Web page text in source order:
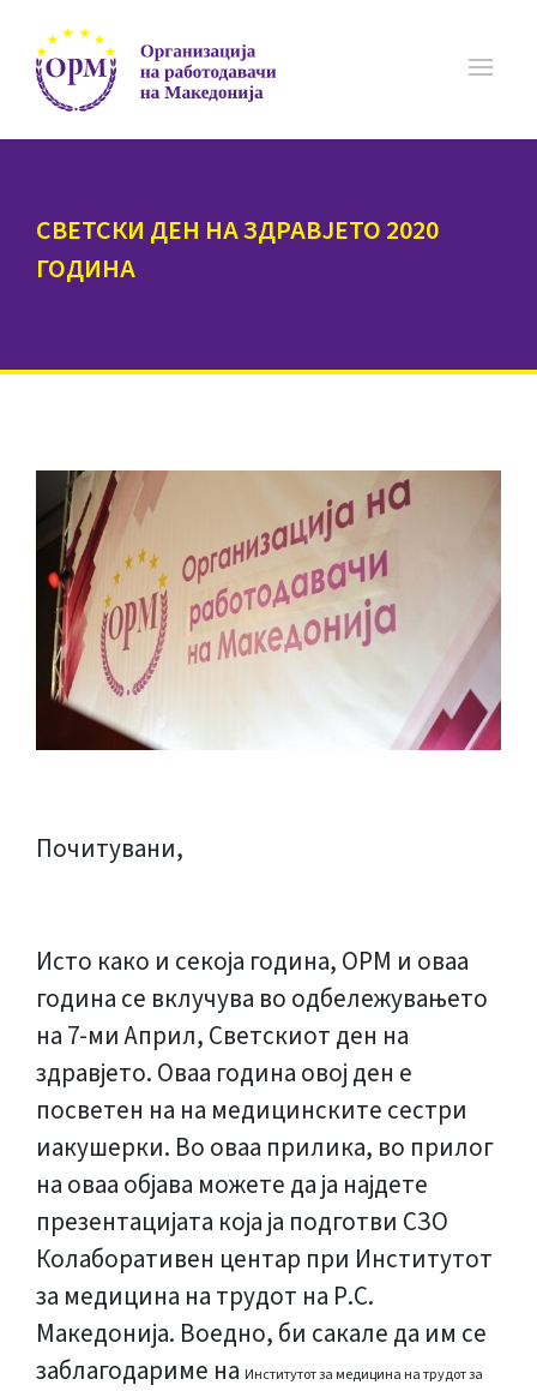
СВЕТСКИ ДЕН НА ЗДРАВЈЕТО 2020
ГОДИНА
Почитувани,
Исто како и секоја година, ОРМ и оваа
година се вклучува во одбележувањето
на 7-ми Април, Светскиот ден на
здравјето. Оваа година овој ден е
посветен на на медицинските сестри
иакушерки. Во оваа прилика, во прилог
на оваа објава можете да ја најдете
презентацијата која ја подготви СЗО
Колаборативен центар при Институтот
за медицина на трудот на Р.С.
Македонија. Воедно, би сакале да им се
заблагодариме на Институтот за медицина на трудот за